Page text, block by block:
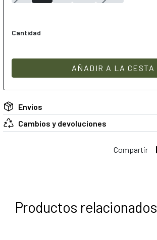
Cantidad
AÑADIR A LA CESTA
Envíos
Cambios y devoluciones
Compartir
Productos relacionados